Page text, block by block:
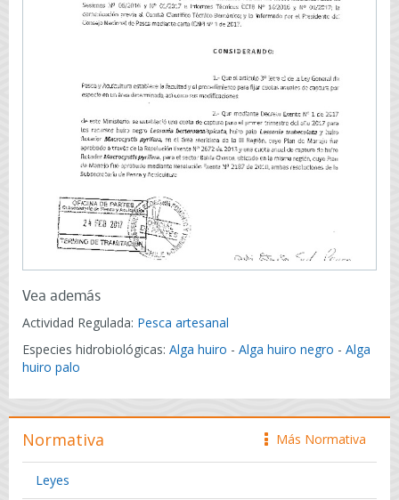
Vea además
Actividad Regulada: Pesca artesanal
Especies hidrobiológicas: Alga huiro - Alga huiro negro - Alga
huiro palo
icono
Más Normativa
Normativa
Leyes